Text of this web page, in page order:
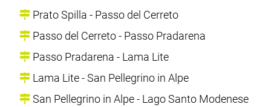
Prato Spilla - Passo del Cerreto
Passo del Cerreto - Passo Pradarena
Passo Pradarena - Lama Lite
Lama Lite - San Pellegrino in Alpe
San Pellegrino in Alpe - Lago Santo Modenese